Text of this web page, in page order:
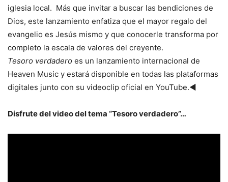
iglesia local. Más que invitar a buscar las bendiciones de
Dios, este lanzamiento enfatiza que el mayor regalo del
evangelio es Jesús mismo y que conocerle transforma por
completo la escala de valores del creyente.
Tesoro verdadero es un lanzamiento internacional de
Heaven Music y estará disponible en todas las plataformas
digitales junto con su videoclip oficial en YouTube.◄
Disfrute del video del tema “Tesoro verdadero”…